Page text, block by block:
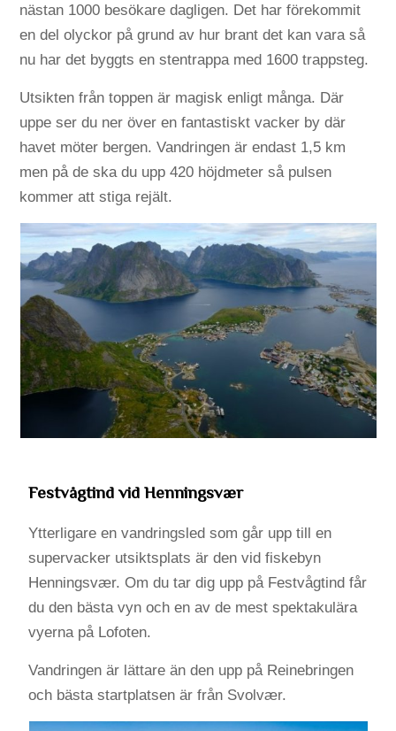
nästan 1000 besökare dagligen. Det har förekommit
en del olyckor på grund av hur brant det kan vara så
nu har det byggts en stentrappa med 1600 trappsteg.
Utsikten från toppen är magisk enligt många. Där
uppe ser du ner över en fantastiskt vacker by där
havet möter bergen. Vandringen är endast 1,5 km
men på de ska du upp 420 höjdmeter så pulsen
kommer att stiga rejält.
Festvågtind vid Henningsvær
Ytterligare en vandringsled som går upp till en
supervacker utsiktsplats är den vid fiskebyn
Henningsvær. Om du tar dig upp på Festvågtind får
du den bästa vyn och en av de mest spektakulära
vyerna på Lofoten.
Vandringen är lättare än den upp på Reinebringen
och bästa startplatsen är från Svolvær.